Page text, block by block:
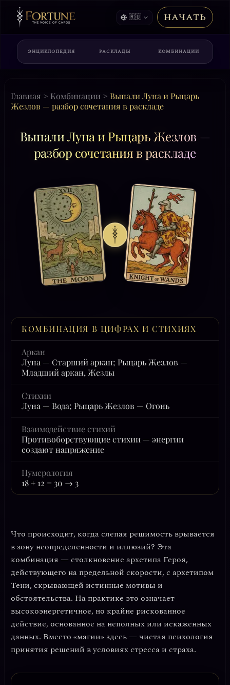
🇷🇺 НАЧАТЬ
ЭНЦИКЛОПЕДИЯ РАСКЛАДЫ КОМБИНАЦИИ
Главная > Комбинации > Выпали Луна и Рыцарь
Жезлов — разбор сочетания в раскладе
Выпали Луна и Рыцарь Жезлов —
разбор сочетания в раскладе
КОМБИНАЦИЯ В ЦИФРАХ И СТИХИЯХ
Аркан
Луна — Старший аркан; Рыцарь Жезлов —
Младший аркан, Жезлы
Стихии
Луна — Вода; Рыцарь Жезлов — Огонь
Взаимодействие стихий
Противоборствующие стихии — энергии
создают напряжение
Нумерология
18 + 12 = 30 → 3
Что происходит, когдаслепая решимость врывается
в зону неопределенности и иллюзий? Эта
комбинация — столкновение архетипа Героя,
действующего на предельной скорости, с архетипом
Тени, скрывающей истинные мотивы и
обстоятельства. На практике это означает
высокоэнергетичное, но крайне рискованное
действие, основанное на неполных или искаженных
данных. Вместо «магии» здесь — чистая психология
принятия решений в условиях стресса и страха.